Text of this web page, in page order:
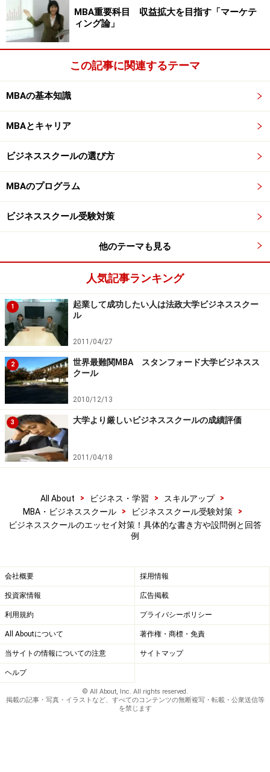
テーマが細分化され設問が与えられるのです。各設問の
字数は、学校によって大きく異なります。設問ごとの字
数制限がある学校もありますし、全設問合計での字数制
限がある学校もあります。国内MBAでは、1設問500字程
度から2,000字程度まで。海外MBAでは、1設問300字か
ら1,000字程度が多いようです。
ここで重要なことは、2大テーマに沿って各々の設問に
は意図があるということ。この意図を捉えないまま設問
に答えると、あなたのエッセーは不十分なものになりま
す。それでは、大きな2つの区切りにそって、一般的に
MBAエッセイ設問と回答例：仕事とキャリ
アを伝える
あなたの仕事経験について教えてください
この問題の意図は、あなたの過去の職務歴を聞きたいと
いうよりは、あなたがしてきた仕事が社会的にインパク
トのあるものであったかどうかを聞こうとしています。
ビジネススクールでは、未来の経営者やリーダーを育成
し、社会にいい影響を与えようと考えているので、それ
ができるかどうかをあなたの過去の経験から探ろうとし
ているのです。
かいてはダメです。ガイドは多数のMBA志望者のエッセ
ーを読んできましたが、多くの人が「どれだけすごい仕
事をしたか」を書いているのです。自らが主体的にどの
格しません。あくまでも、あなたの将来キャリアを豊か
にするためにビジネススクールが存在していて、仕事で
はなく、あなた自身にビジネススクールは関心をもって
いるということを忘れないでください。
■具体的回答例
私は日本の銀行で企業融資担当をしてきました。日本
は、人口減少に直面し、また資本が世界から集まらない
状況になっています。経済の活性化を図るためには生産
MBA重要科目 収益拡大を目指す「マーケテ
ィング論」
この記事に関連するテーマ
MBAの基本知識
MBAとキャリア
ビジネススクールの選び方
MBAのプログラム
ビジネススクール受験対策
他のテーマも見る
人気記事ランキング
1
起業して成功したい人は法政大学ビジネススクー
ル
2011/04/27
2
世界最難関MBA スタンフォード大学ビジネスス
クール
2010/12/13
3 大学より厳しいビジネススクールの成績評価
2011/04/18
All About > ビジネス・学習 > スキルアップ
>
MBA・ビジネススクール
> ビジネススクール受験対策
>
ビジネススクールのエッセイ対策！具体的な書き方や設問例と回答
例
会社概要 採用情報
投資家情報 広告掲載
利用規約 プライバシーポリシー
All Aboutについて 著作権・商標・免責
当サイトの情報についての注意 サイトマップ
ヘルプ
© All About, Inc. All rights reserved.
掲載の記事・写真・イラストなど、すべてのコンテンツの無断複写・転載・公衆送信等
を禁じます